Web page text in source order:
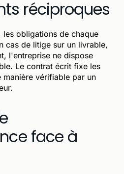
réciproques
les obligations de chaque
cas de litige sur un livrable,
l'entreprise ne dispose
Le contrat écrit fixe les
vérifiable par un
face à